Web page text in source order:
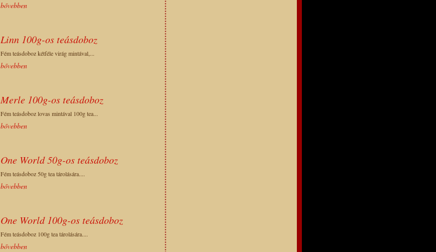
bővebben
Linn 100g-os teásdoboz
Fém teásdoboz kétféle virág mintával,...
bővebben
Merle 100g-os teásdoboz
Fém teásdoboz lovas mintával 100g tea...
bővebben
One World 50g-os teásdoboz
Fém teásdoboz 50g tea tárolására....
bővebben
One World 100g-os teásdoboz
Fém teásdoboz 100g tea tárolására....
bővebben